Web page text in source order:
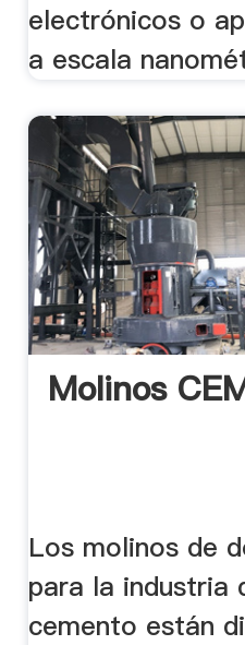
electrónicos o
a escala
Molinos
Los molinos de
para la industria
cemento están